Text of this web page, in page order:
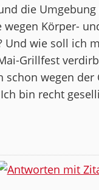
die
Körper-
wie soll ich
Grillfest
schon wegen
bin recht